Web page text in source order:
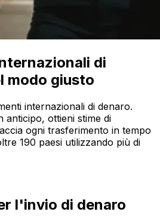
di
modo giusto
internazionali di denaro.
anticipo, ottieni stime di
ogni trasferimento in tempo
190 paesi utilizzando più di
l'invio di denaro